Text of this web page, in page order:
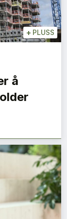
+ PLUSS
å